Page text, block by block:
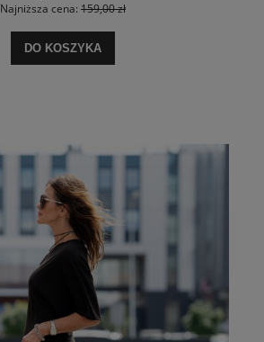
Najniższa cena: 159,00 zł
DO KOSZYKA